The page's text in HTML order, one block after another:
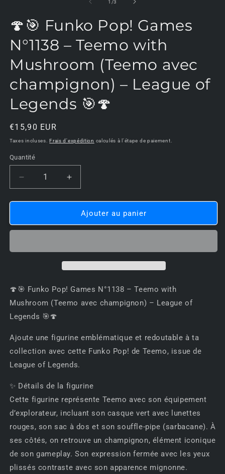
1 /3
🍄🎯 Funko Pop! Games
N°1138 – Teemo with
Mushroom (Teemo avec
champignon) – League of
Legends 🎯🍄
Prix
habituel
€15,90 EUR
Taxes incluses.Frais d'expédition calculés à l'étape de paiement.
Quantité
Réduire
la
quantité
🍄
Pop!
–
Teemo
with
Mushroom
avec
champignon)
–
League
of
🎯
🍄
Augmenter
la
quantité
🍄
Pop!
–
with
avec
champignon)
–
of
Legends
🎯
🍄
Ajouter au panier
🍄🎯 Funko Pop! Games N°1138 – Teemo with
Mushroom (Teemo avec champignon) – League of
Legends 🎯🍄
Ajoute une figurine emblématique et redoutable à ta
collection avec cette Funko Pop! de Teemo, issue de
League of Legends.
✨ Détails de la figurine
Cette figurine représente Teemo avec son équipement
d’explorateur, incluant son casque vert avec lunettes
rouges, son sac à dos et son souffle-pipe (sarbacane). À
ses côtés, on retrouve un champignon, élément iconique
de son gameplay. Son expression fermée avec les yeux
plissés contraste avec son apparence mignonne.